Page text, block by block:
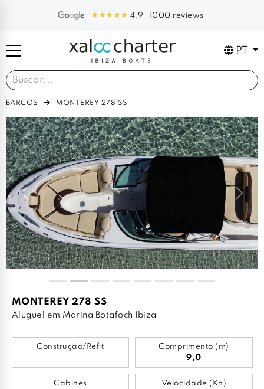
4,9 1000 reviews
PT
BARCOS MONTEREY 278 SS
Previous Next
MONTEREY 278 SS
Aluguel em Marina Botafoch Ibiza
Construção/Refit Comprimento (m)
9,0
Cabines Velocidade (Kn)